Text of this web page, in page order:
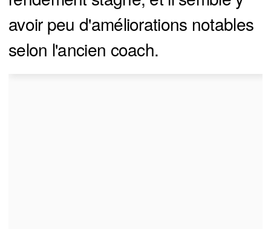
avoir peu d'améliorations notables
selon l'ancien coach.